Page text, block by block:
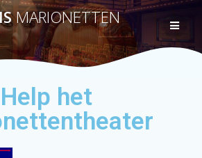
MARIONETTEN
Help het